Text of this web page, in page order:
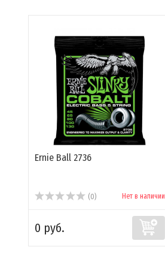
Ernie Ball 2736
(0) Нет в наличии
0 руб.